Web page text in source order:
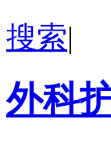
搜索|
外科